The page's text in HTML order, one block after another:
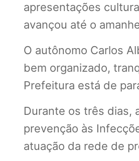
apresentações
avançou até o
O autônomo Carlos
bem organizado,
Prefeitura está de
Durante os três dias,
prevenção às
atuação da rede de